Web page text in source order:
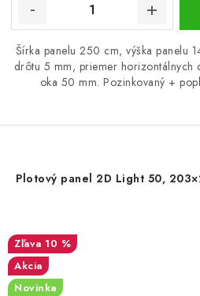
Šírka panelu 250 cm, výška panelu
drôtu 5 mm, priemer horizontálnych
oka 50 mm. Pozinkovaný +
Plotový panel 2D Light 50,
10 %
Akcia
Novinka